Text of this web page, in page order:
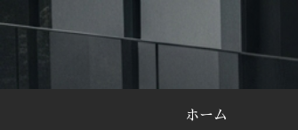
ホーム